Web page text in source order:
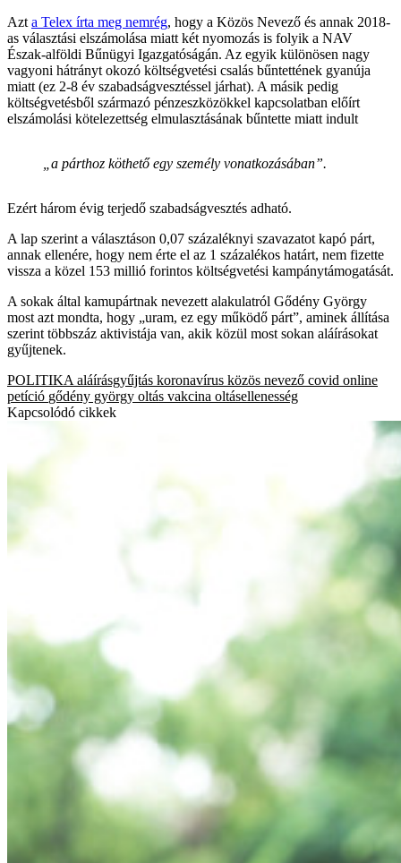
Azt a Telex írta meg nemrég, hogy a Közös Nevező és annak 2018-
as választási elszámolása miatt két nyomozás is folyik a NAV
Észak-alföldi Bűnügyi Igazgatóságán. Az egyik különösen nagy
vagyoni hátrányt okozó költségvetési csalás bűntettének gyanúja
miatt (ez 2-8 év szabadságvesztéssel járhat). A másik pedig
költségvetésből származó pénzeszközökkel kapcsolatban előírt
elszámolási kötelezettség elmulasztásának bűntette miatt indult
„a párthoz köthető egy személy vonatkozásában”.
Ezért három évig terjedő szabadságvesztés adható.
A lap szerint a választáson 0,07 százaléknyi szavazatot kapó párt,
annak ellenére, hogy nem érte el az 1 százalékos határt, nem fizette
vissza a közel 153 millió forintos költségvetési kampánytámogatását.
A sokak által kamupártnak nevezett alakulatról Gődény György
most azt mondta, hogy „uram, ez egy működő párt”, aminek állítása
szerint többszáz aktivistája van, akik közül most sokan aláírásokat
gyűjtenek.
POLITIKA aláírásgyűjtás koronavírus közös nevező covid online
petíció gődény györgy oltás vakcina oltásellenesség
Kapcsolódó cikkek